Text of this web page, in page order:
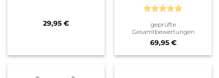
29,95 €
mit5von
5
geprüfte
Gesamtbewertungen
69,95 €